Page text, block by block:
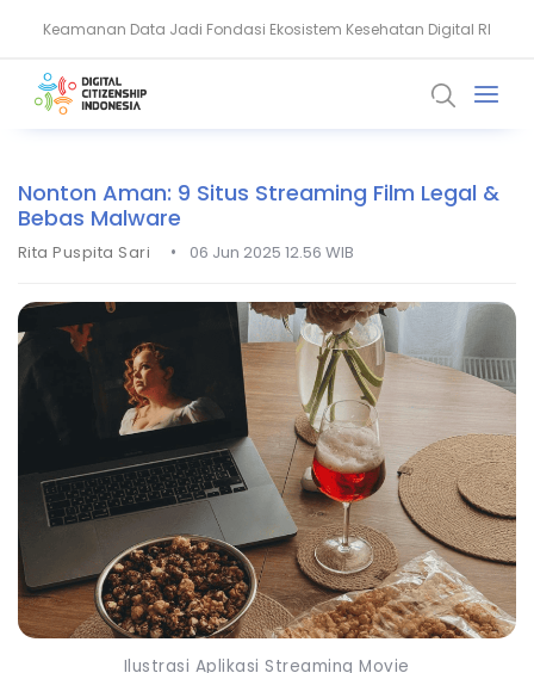
Keamanan Data Jadi Fondasi Ekosistem Kesehatan Digital RI
Akun WhatsApp Diblokir? Ini Penyebab dan Cara Mengatasinya
Nonton Aman: 9 Situs Streaming Film Legal &
Bebas Malware
Rita Puspita Sari • 06 Jun 2025 12.56 WIB
Ilustrasi Aplikasi Streaming Movie